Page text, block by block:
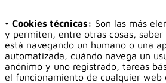
• Cookies técnicas: Son las más
y permiten, entre otras cosas, saber
está navegando un humano o una
automatizada, cuándo navega un
anónimo y uno registrado, tareas
el funcionamiento de cualquier web